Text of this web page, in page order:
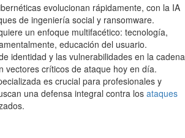
evolucionan rápidamente, con la IA
de ingeniería social y ransomware.
un enfoque multifacético: tecnología,
educación del usuario.
identidad y las vulnerabilidades en la cadena
vectores críticos de ataque hoy en día.
es crucial para profesionales y
una defensa integral contra los ataques